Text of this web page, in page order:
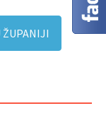
ŽUPANIJI